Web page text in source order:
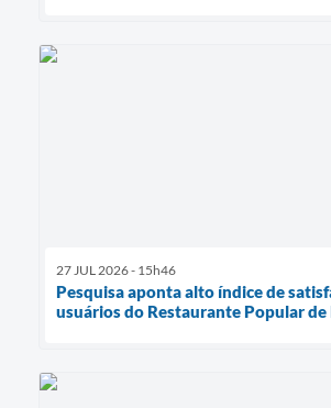
27 JUL 2026 - 15h46
Pesquisa aponta alto índice de
usuários do Restaurante Popular